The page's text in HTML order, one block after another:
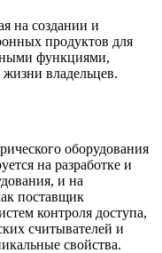
на создании и
продуктов для
функциями,
владельцев.
оборудования
на разработке и
и на
поставщик
контроля доступа,
считывателей и
свойства.